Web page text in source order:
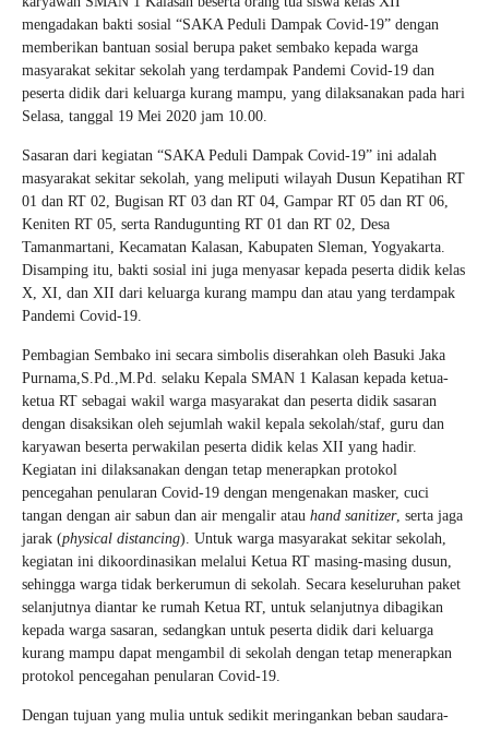
mengadakan bakti sosial “SAKA Peduli Dampak Covid-19” dengan
memberikan bantuan sosial berupa paket sembako kepada warga
masyarakat sekitar sekolah yang terdampak Pandemi Covid-19 dan
peserta didik dari keluarga kurang mampu, yang dilaksanakan pada hari
Selasa, tanggal 19 Mei 2020 jam 10.00.
Sasaran dari kegiatan “SAKA Peduli Dampak Covid-19” ini adalah
masyarakat sekitar sekolah, yang meliputi wilayah Dusun Kepatihan RT
01 dan RT 02, Bugisan RT 03 dan RT 04, Gampar RT 05 dan RT 06,
Keniten RT 05, serta Randugunting RT 01 dan RT 02, Desa
Tamanmartani, Kecamatan Kalasan, Kabupaten Sleman, Yogyakarta.
Disamping itu, bakti sosial ini juga menyasar kepada peserta didik kelas
X, XI, dan XII dari keluarga kurang mampu dan atau yang terdampak
Pandemi Covid-19.
Pembagian Sembako ini secara simbolis diserahkan oleh Basuki Jaka
Purnama,S.Pd.,M.Pd. selaku Kepala SMAN 1 Kalasan kepada ketua-
ketua RT sebagai wakil warga masyarakat dan peserta didik sasaran
dengan disaksikan oleh sejumlah wakil kepala sekolah/staf, guru dan
karyawan beserta perwakilan peserta didik kelas XII yang hadir.
Kegiatan ini dilaksanakan dengan tetap menerapkan protokol
pencegahan penularan Covid-19 dengan mengenakan masker, cuci
tangan dengan air sabun dan air mengalir atau hand sanitizer, serta jaga
jarak (physical distancing). Untuk warga masyarakat sekitar sekolah,
kegiatan ini dikoordinasikan melalui Ketua RT masing-masing dusun,
sehingga warga tidak berkerumun di sekolah. Secara keseluruhan paket
selanjutnya diantar ke rumah Ketua RT, untuk selanjutnya dibagikan
kepada warga sasaran, sedangkan untuk peserta didik dari keluarga
kurang mampu dapat mengambil di sekolah dengan tetap menerapkan
protokol pencegahan penularan Covid-19.
Dengan tujuan yang mulia untuk sedikit meringankan beban saudara-